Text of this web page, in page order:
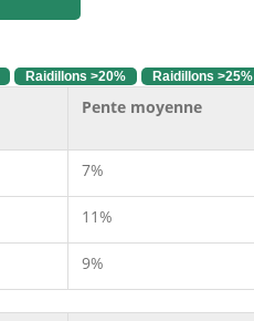
Raidillons >20% Raidillons >25%
Pente moyenne
7%
11%
9%